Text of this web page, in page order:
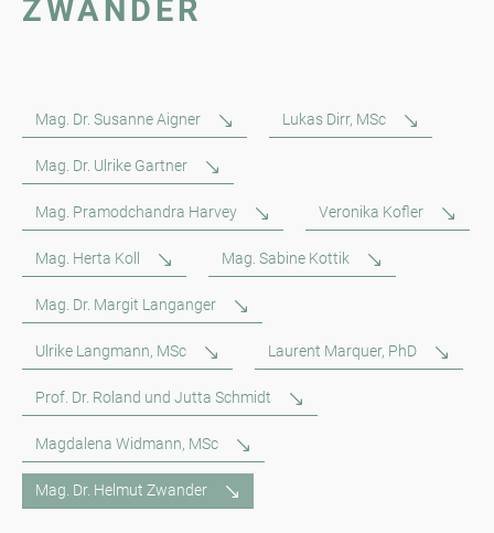
ZWANDER
Mag. Dr. Susanne Aigner Lukas Dirr, MSc
Mag. Dr. Ulrike Gartner
Mag. Pramodchandra Harvey Veronika Kofler
Mag. Herta Koll Mag. Sabine Kottik
Mag. Dr. Margit Langanger
Ulrike Langmann, MSc Laurent Marquer, PhD
Prof. Dr. Roland und Jutta Schmidt
Magdalena Widmann, MSc
Mag. Dr. Helmut Zwander